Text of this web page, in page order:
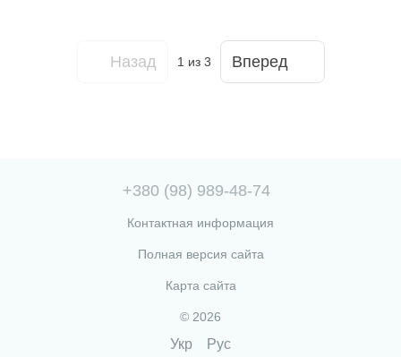
Назад 1 из 3 Вперед
+380 (98) 989-48-74
Контактная информация
Полная версия сайта
Карта сайта
© 2026
Укр Рус